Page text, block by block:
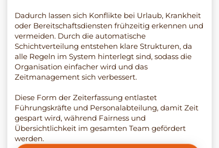
Dadurch lassen sich Konflikte bei Urlaub, Krankheit
oder Bereitschaftsdiensten frühzeitig erkennen und
vermeiden. Durch die automatische
Schichtverteilung entstehen klare Strukturen, da
alle Regeln im System hinterlegt sind, sodass die
Organisation einfacher wird und das
Zeitmanagement sich verbessert.
Diese Form der Zeiterfassung entlastet
Führungskräfte und Personalabteilung, damit Zeit
gespart wird, während Fairness und
Übersichtlichkeit im gesamten Team gefördert
werden.